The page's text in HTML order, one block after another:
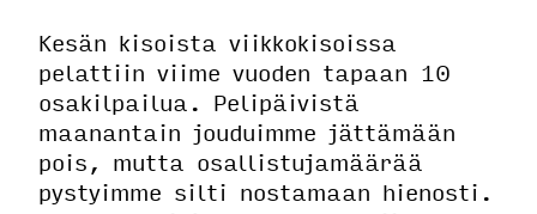
Kesän kisoista viikkokisoissa
pelattiin viime vuoden tapaan 10
osakilpailua. Pelipäivistä
maanantain jouduimme jättämään
pois, mutta osallistujamäärää
pystyimme silti nostamaan hienosti.